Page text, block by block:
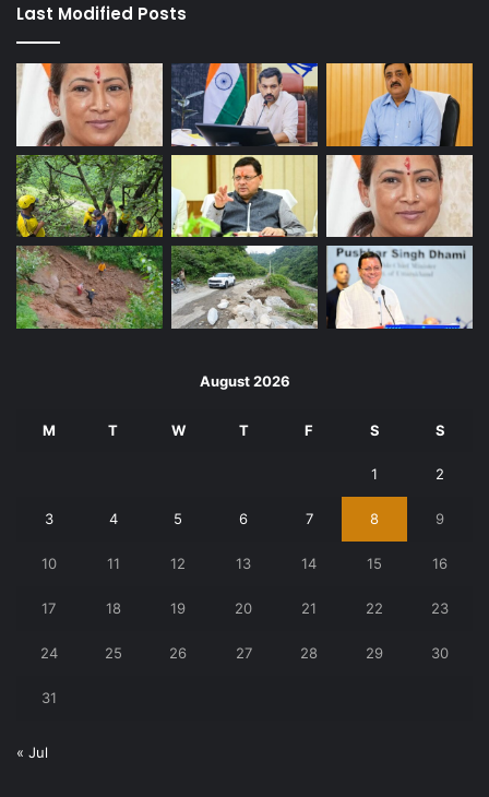
Last Modified Posts
August 2026
M T W T F S S
1 2
3 4 5 6 7 8 9
10 11 12 13 14 15 16
17 18 19 20 21 22 23
24 25 26 27 28 29 30
31
« Jul